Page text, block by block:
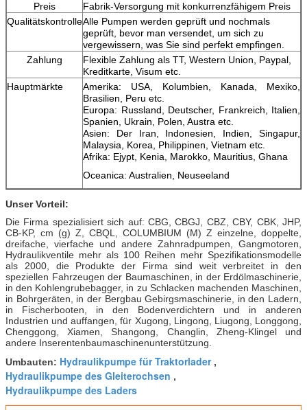
Preis
Fabrik-Versorgung mit konkurrenzfähigem Preis
QualitätskontrolleAlle Pumpen werden geprüft und nochmals
geprüft, bevor man versendet, um sich zu
vergewissern, was Sie sind perfekt empfingen.
Zahlung
Flexible Zahlung als TT, Western Union, Paypal,
Kreditkarte, Visum etc.
Hauptmärkte
Amerika: USA, Kolumbien, Kanada, Mexiko,
Brasilien, Peru etc.
Europa: Russland, Deutscher, Frankreich, Italien,
Spanien, Ukrain, Polen, Austra etc.
Asien: Der Iran, Indonesien, Indien, Singapur,
Malaysia, Korea, Philippinen, Vietnam etc.
Afrika: Ejypt, Kenia, Marokko, Mauritius, Ghana
Oceanica: Australien, Neuseeland
Unser Vorteil:
Die Firma spezialisiert sich auf: CBG, CBGJ, CBZ, CBY, CBK, JHP,
CB-KP, cm (g) Z, CBQL, COLUMBIUM (M) Z einzelne, doppelte,
dreifache, vierfache und andere Zahnradpumpen, Gangmotoren,
Hydraulikventile mehr als 100 Reihen mehr Spezifikationsmodelle
als 2000, die Produkte der Firma sind weit verbreitet in den
speziellen Fahrzeugen der Baumaschinen, in der Erdölmaschinerie,
in den Kohlengrubebagger, in zu Schlacken machenden Maschinen,
in Bohrgeräten, in der Bergbau Gebirgsmaschinerie, in den Ladern,
in Fischerbooten, in den Bodenverdichtern und in anderen
Industrien und auffangen, für Xugong, Lingong, Liugong, Longgong,
Chenggong, Xiamen, Shangong, Changlin, Zheng-Klingel und
andere Inserentenbaumaschinenunterstützung.
Umbauten: Hydraulikpumpe für Traktorlader,
Hydraulikpumpe des Gleiterochsen ,
Hydraulikpumpe des Laders